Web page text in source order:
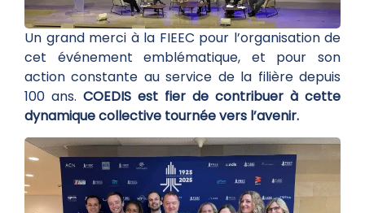
Un grand merci à la FIEEC pour l’organisation de
cet événement emblématique, et pour son
action constante au service de la filière depuis
100 ans. COEDIS est fier de contribuer à cette
dynamique collective tournée vers l’avenir.